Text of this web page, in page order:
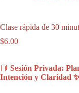
Clase rápida de 30
$6.00
📘 Sesión Privada:
Intención y Claridad